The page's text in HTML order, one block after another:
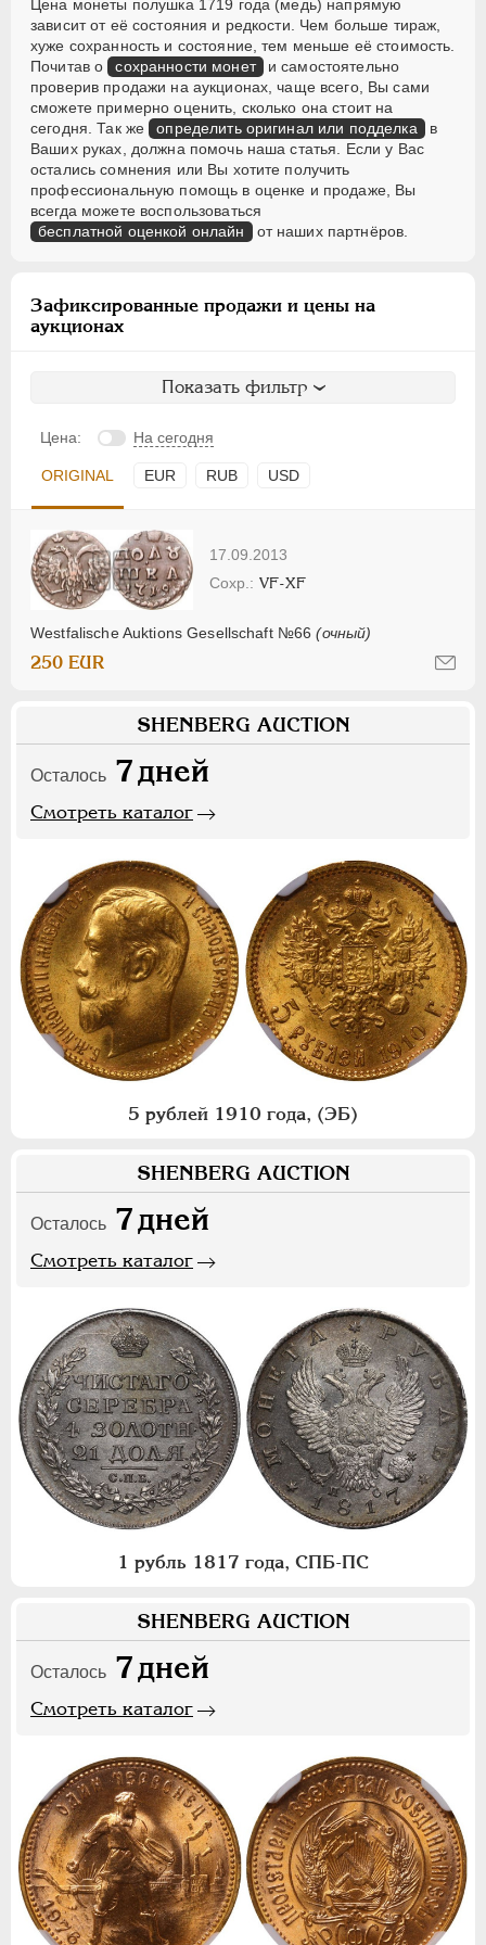
Цена монеты полушка 1719 года (медь) напрямую
зависит от её состояния и редкости. Чем больше тираж,
хуже сохранность и состояние, тем меньше её стоимость.
Почитав о сохранности монет и самостоятельно
проверив продажи на аукционах, чаще всего, Вы сами
сможете примерно оценить, сколько она стоит на
сегодня. Так же определить оригинал или подделка в
Ваших руках, должна помочь наша статья. Если у Вас
остались сомнения или Вы хотите получить
профессиональную помощь в оценке и продаже, Вы
всегда можете воспользоваться
бесплатной оценкой онлайн от наших партнёров.
Зафиксированные продажи и цены на
аукционах
Показать фильтр
Цена: На сегодня
ORIGINAL EUR RUB USD
17.09.2013
Westfalische Auktions Gesellschaft №66(очный)
VF-XF
250 EUR
SHENBERG AUCTION
Осталось 7дней
Смотреть каталог
5 рублей 1910 года, (ЭБ)
SHENBERG AUCTION
Осталось 7дней
Смотреть каталог
1 рубль 1817 года, СПБ-ПС
SHENBERG AUCTION
Осталось 7дней
Смотреть каталог